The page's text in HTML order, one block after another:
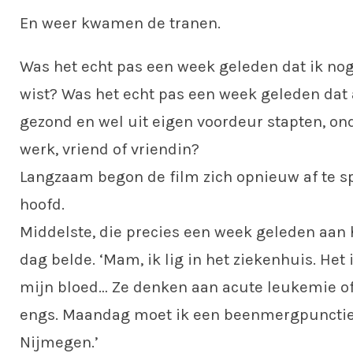
En weer kwamen de tranen.
Was het echt pas een week geleden dat ik
wist? Was het echt pas een week geleden
gezond en wel uit eigen voordeur stapten,
werk, vriend of vriendin?
Langzaam begon de film zich opnieuw af te
hoofd.
Middelste, die precies een week geleden aan
dag belde. ‘Mam, ik lig in het ziekenhuis.
mijn bloed… Ze denken aan acute leukemie
engs. Maandag moet ik een
Nijmegen.’